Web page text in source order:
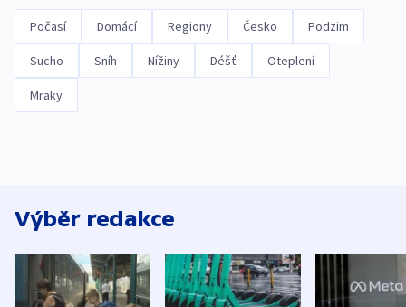
Počasí Domácí Regiony Česko Podzim
Sucho Sníh Nížiny Déšť Oteplení
Mraky
Výběr redakce